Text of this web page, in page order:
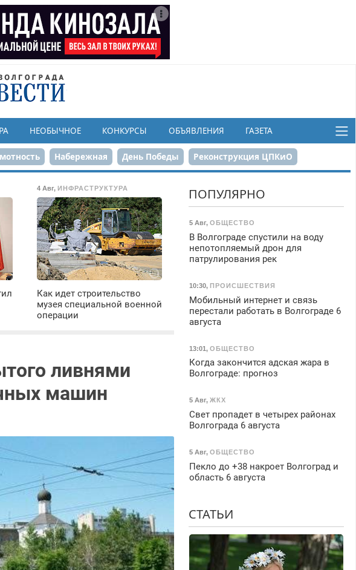
НЕОБЫЧНОЕ КОНКУРСЫ ОБЪЯВЛЕНИЯ ГАЗЕТА
Набережная День Победы Реконструкция ЦПКиО
Героев-летчиков
4 Авг, ИНФРАСТРУКТУРА
Как идет строительство
музея специальной военной
операции
ливнями
машин
ПОПУЛЯРНО
5 Авг, ОБЩЕСТВО
В Волгограде спустили на воду
непотопляемый дрон для
патрулирования рек
10:30, ПРОИСШЕСТВИЯ
Мобильный интернет и связь
перестали работать в Волгограде 6
августа
13:01, ОБЩЕСТВО
Когда закончится адская жара в
Волгограде: прогноз
5 Авг, ЖКХ
Свет пропадет в четырех районах
Волгограда 6 августа
5 Авг, ОБЩЕСТВО
Пекло до +38 накроет Волгоград и
область 6 августа
СТАТЬИ